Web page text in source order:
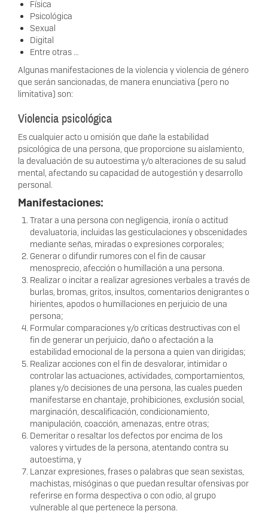
Física
Psicológica
Sexual
Digital
Entre otras …
Algunas manifestaciones de la violencia y violencia de género
que serán sancionadas, de manera enunciativa (pero no
limitativa) son:
Violencia psicológica
Es cualquier acto u omisión que dañe la estabilidad
psicológica de una persona, que proporcione su aislamiento,
la devaluación de su autoestima y/o alteraciones de su salud
mental, afectando su capacidad de autogestión y desarrollo
personal.
Manifestaciones:
Tratar a una persona con negligencia, ironía o actitud
devaluatoria, incluidas las gesticulaciones y obscenidades
mediante señas, miradas o expresiones corporales;
Generar o difundir rumores con el fin de causar
menosprecio, afección o humillación a una persona.
Realizar o incitar a realizar agresiones verbales a través de
burlas, bromas, gritos, insultos, comentarios denigrantes o
hirientes, apodos o humillaciones en perjuicio de una
persona;
Formular comparaciones y/o críticas destructivas con el
ﬁn de generar un perjuicio, daño o afectación a la
estabilidad emocional de la persona a quien van dirigidas;
Realizar acciones con el ﬁn de desvalorar, intimidar o
controlar las actuaciones, actividades, comportamientos,
planes y/o decisiones de una persona, las cuales pueden
manifestarse en chantaje, prohibiciones, exclusión social,
marginación, descaliﬁcación, condicionamiento,
manipulación, coacción, amenazas, entre otras;
Demeritar o resaltar los defectos por encima de los
valores y virtudes de la persona, atentando contra su
autoestima, y
Lanzar expresiones, frases o palabras que sean sexistas,
machistas, misóginas o que puedan resultar ofensivas por
referirse en forma despectiva o con odio, al grupo
vulnerable al que pertenece la persona.